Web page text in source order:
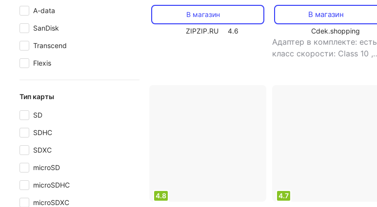
A-data
SanDisk
Transcend
Flexis
Тип карты
SD
SDHC
SDXC
microSD
microSDHC
microSDXC
В магазин
ZIPZIP.RU
4.6
В магазин
Cdek.shopping
Адаптер в комплекте: есть
класс скорости: Class 10 ,
4.8 4.7